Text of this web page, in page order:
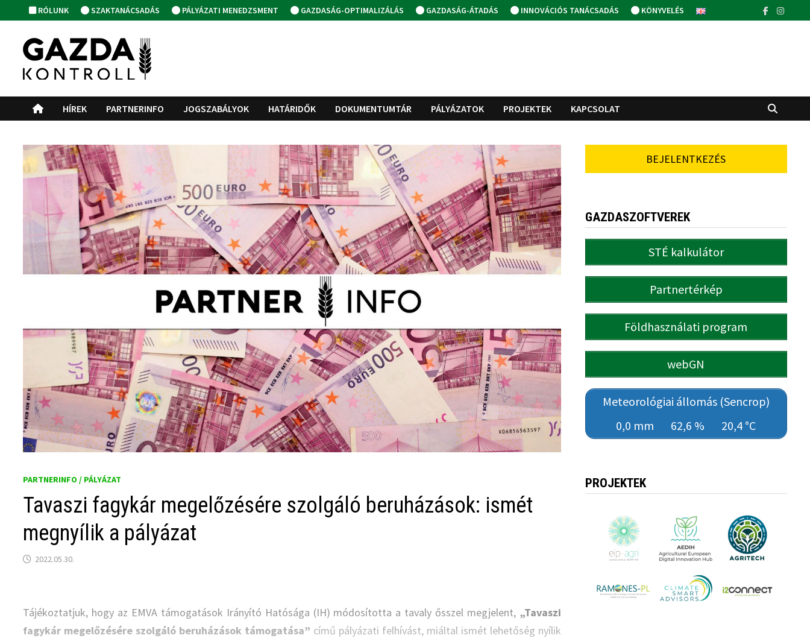
to
content
RÓLUNK SZAKTANÁCSADÁS PÁLYÁZATI MENEDZSMENT GAZDASÁG-OPTIMALIZÁLÁS GAZDASÁG-ÁTADÁS INNOVÁCIÓS TANÁCSADÁS KÖNYVELÉS
HÍREK PARTNERINFO JOGSZABÁLYOK HATÁRIDŐK DOKUMENTUMTÁR PÁLYÁZATOK PROJEKTEK KAPCSOLAT
PARTNERINFO / PÁLYÁZAT
Tavaszi fagykár megelőzésére szolgáló beruházások: ismét
megnyílik a pályázat
2022.05.30.
Tájékoztatjuk, hogy az EMVA támogatások Irányító Hatósága (IH) módosította a tavaly ősszel megjelent, „Tavaszi
fagykár megelőzésére szolgáló beruházások támogatása” című pályázati felhívást, miáltal ismét lehetőség nyílik
BEJELENTKEZÉS
GAZDASZOFTVEREK
STÉ kalkulátor
Partnertérkép
Földhasználati program
webGN
Meteorológiai állomás (Sencrop)
0,0 mm
62,6 % 20,4 °C
PROJEKTEK